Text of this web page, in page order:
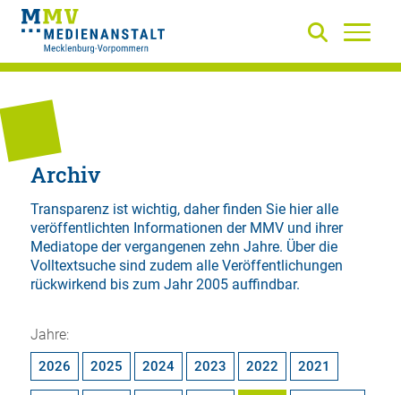
Archiv
Transparenz ist wichtig, daher finden Sie hier alle
veröffentlichten Informationen der MMV und ihrer
Mediatope der vergangenen zehn Jahre. Über die
Volltextsuchesind zudem alle Veröffentlichungen
rückwirkend bis zum Jahr 2005 auffindbar.
Jahre:
2026 2025 2024 2023 2022 2021